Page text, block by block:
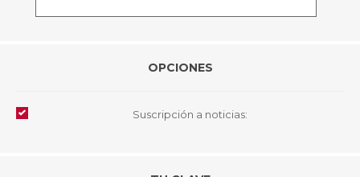
OPCIONES
Suscripción a noticias: